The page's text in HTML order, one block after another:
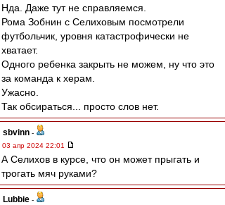
Нда. Даже тут не справляемся.
Рома Зобнин с Селиховым посмотрели
футбольчик, уровня катастрофически не
хватает.
Одного ребенка закрыть не можем, ну что это
за команда к херам.
Ужасно.
Так обсираться... просто слов нет.
sbvinn -
03 апр 2024 22:01
А Селихов в курсе, что он может прыгать и
трогать мяч руками?
Lubbie -